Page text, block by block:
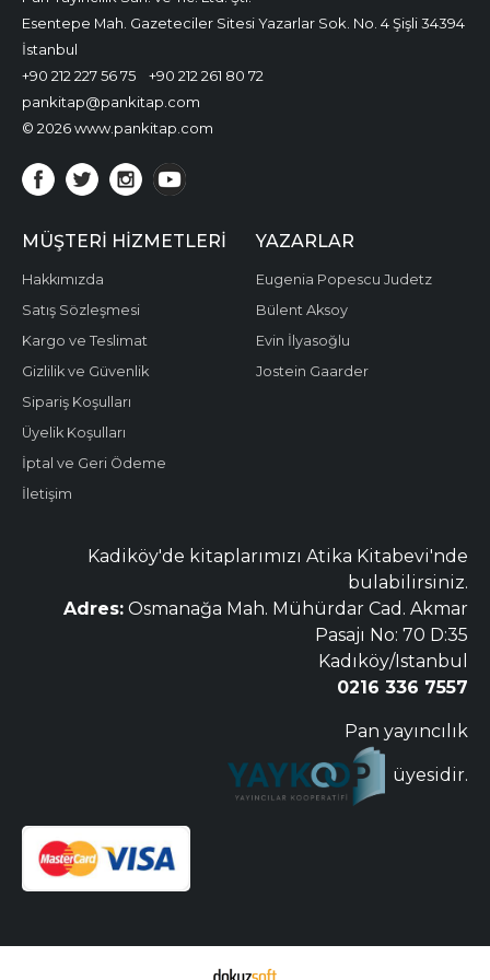
Esentepe Mah. Gazeteciler Sitesi Yazarlar Sok. No. 4 Şişli 34394
İstanbul
+90 212 227 56 75
+90 212 261 80 72
pankitap@pankitap.com
© 2026 www.pankitap.com
MÜŞTERI HIZMETLERI
Hakkımızda
Satış Sözleşmesi
Kargo ve Teslimat
Gizlilik ve Güvenlik
Sipariş Koşulları
Üyelik Koşulları
İptal ve Geri Ödeme
İletişim
YAZARLAR
Eugenia Popescu Judetz
Bülent Aksoy
Evin İlyasoğlu
Jostein Gaarder
Kadiköy'de kitaplarımızı Atika Kitabevi'nde
bulabilirsiniz.
Adres: Osmanağa Mah. Mühürdar Cad. Akmar
Pasajı No: 70 D:35
Kadıköy/Istanbul
0216 336 7557
Pan yayıncılık
üyesidir.